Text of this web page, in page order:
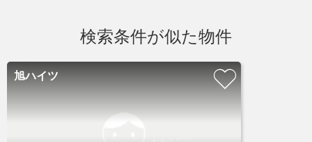
検索条件が似た物件
旭ハイツ